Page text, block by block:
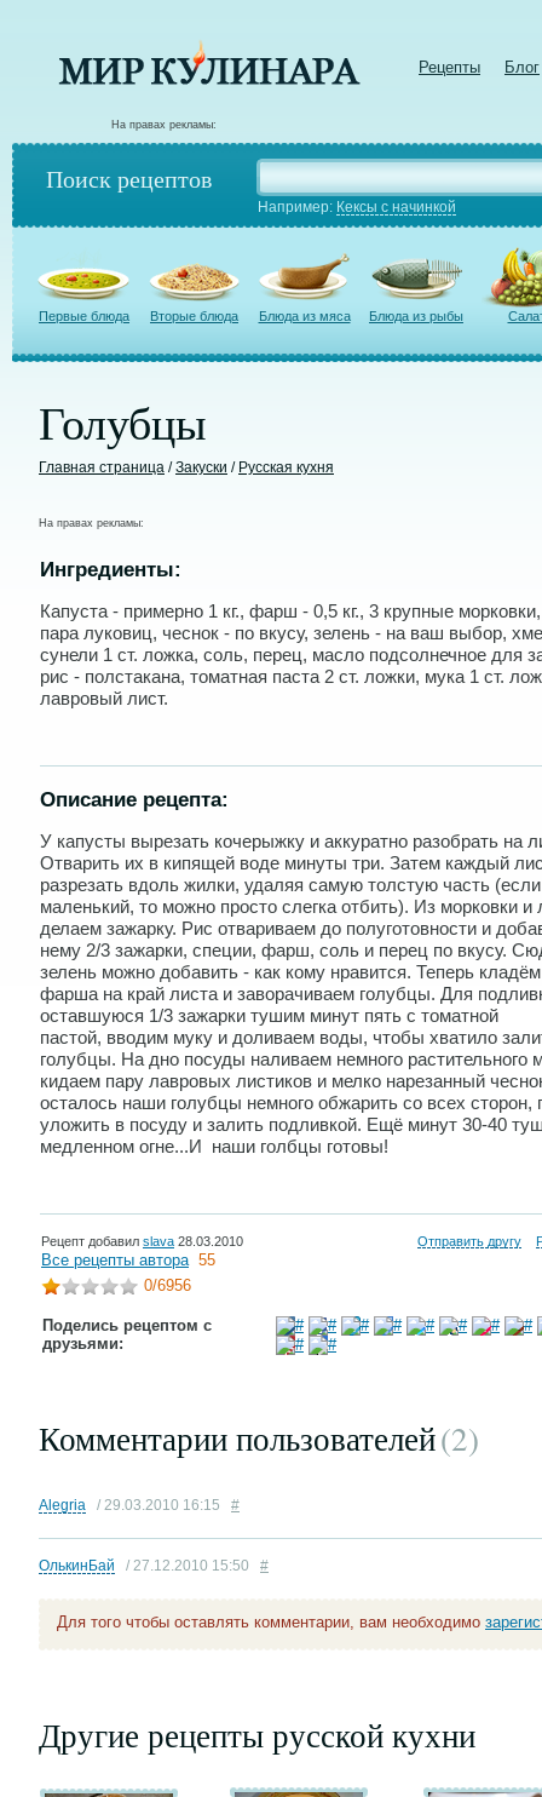
Рецепты Блог
На правах рекламы:
Поиск рецептов
Например: Кексы с начинкой
Первые блюда Вторые блюда Блюда из мяса Блюда из рыбы
Голубцы
Главная страница /Закуски / Русская кухня
На правах рекламы:
Ингредиенты:
Капуста - примерно 1 кг., фарш - 0,5 кг., 3 крупные морковки,
пара луковиц, чеснок - по вкусу, зелень - на ваш выбор,
сунели 1 ст. ложка, соль, перец, масло подсолнечное для
рис - полстакана, томатная паста 2 ст. ложки, мука 1 ст.
лавровый лист.
Описание рецепта:
У капусты вырезать кочерыжку и аккуратно разобрать на
Отварить их в кипящей воде минуты три. Затем каждый
разрезать вдоль жилки, удаляя самую толстую часть
маленький, то можно просто слегка отбить). Из морковки и
делаем зажарку. Рис отвариваем до полуготовности и
нему 2/3 зажарки, специи, фарш, соль и перец по вкусу.
зелень можно добавить - как кому нравится. Теперь
фарша на край листа и заворачиваем голубцы. Для
оставшуюся 1/3 зажарки тушим минут пять с томатной
пастой, вводим муку и доливаем воды, чтобы хватило
голубцы. На дно посуды наливаем немного растительного
кидаем пару лавровых листиков и мелко нарезанный
осталось наши голубцы немного обжарить со всех сторон,
уложить в посуду и залить подливкой. Ещё минут 30-40
медленном огне...И наши голбцы готовы!
Рецепт добавил slava 28.03.2010 Отправить другу
Все рецепты автора 55
0/6956
Поделись рецептом с
друзьями:
Комментарии пользователей(2)
Alegria / 29.03.2010 16:15 #
ОлькинБай / 27.12.2010 15:50 #
Для того чтобы оставлять комментарии, вам необходимо
Другие рецепты русской кухни